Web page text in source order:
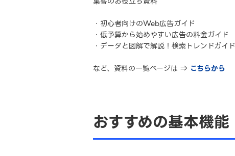
・初心者向けのWeb広告ガイド
・低予算から始めやすい広告の料金ガイド
・データと図解で解説！検索トレンドガイド
など、資料の一覧ページは ⇒ こちらから
おすすめの基本機能